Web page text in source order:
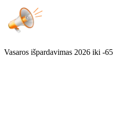
Vasaros išpardavimas 2026 iki -